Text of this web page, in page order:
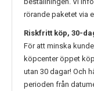
rörande paketet via
Riskfritt köp, 30-
För att minska
köpcenter öppet
utan 30 dagar! Och
perioden från